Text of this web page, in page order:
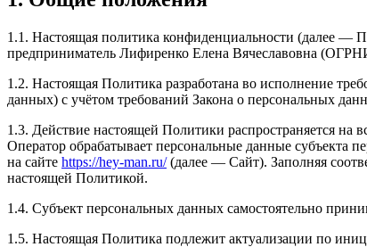
1.1. Настоящая политика конфиденциальности (далее —
предприниматель Лифиренко Елена Вячеславовна
1.2. Настоящая Политика разработана во исполнение
данных) с учётом требований Закона о персональных
1.3. Действие настоящей Политики распространяется на
Оператор обрабатывает персональные данные субъекта
на сайте https://hey-man.ru/(далее — Сайт). Заполняя
настоящей Политикой.
1.4. Субъект персональных данных самостоятельно
1.5. Настоящая Политика подлежит актуализации по